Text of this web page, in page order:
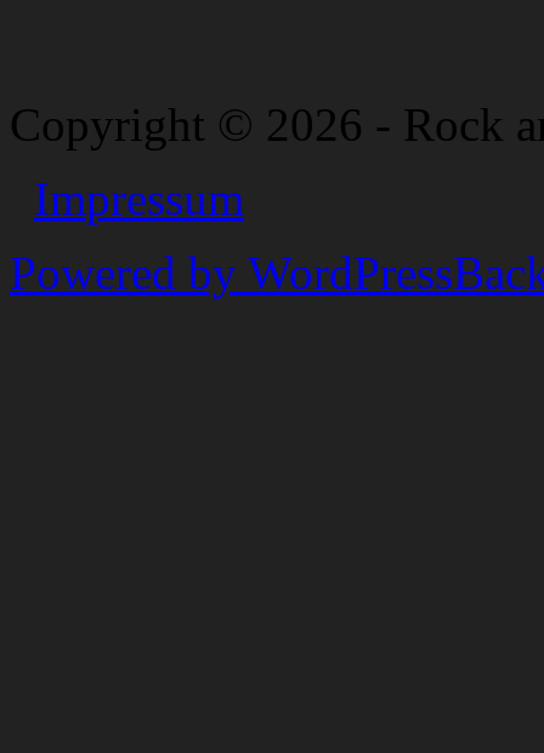
Copyright © 2026 - Rock
Impressum
Powered by WordPress